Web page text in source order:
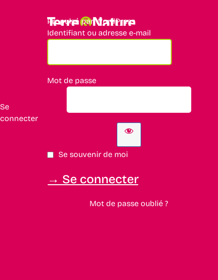
Se
connecter
Propulsé par WordPress
Identifiant ou adresse e-mail
Mot de passe
Se souvenir de moi
Mot de passe oublié ?